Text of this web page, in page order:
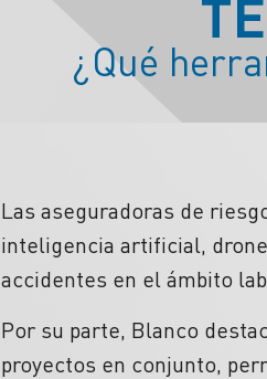
¿Qué
Las aseguradoras de
inteligencia artificial,
accidentes en el ámbito
Por su parte, Blanco
proyectos en conjunto,